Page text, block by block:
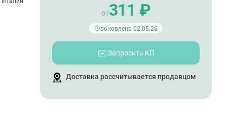
от311 ₽
обновлено 02.05.26
✉️Запросить КП
Доставка рассчитывается продавцом